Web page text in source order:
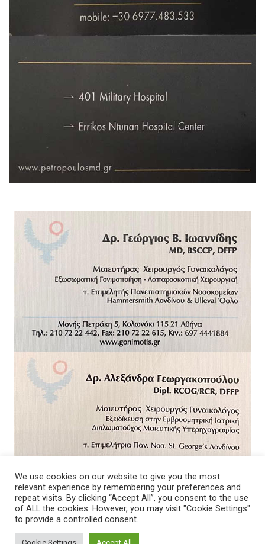
We use cookies on our website to give you the most
relevant experience by remembering your preferences and
repeat visits. By clicking “Accept All”, you consent to the use
of ALL the cookies. However, you may visit "Cookie Settings"
to provide a controlled consent.